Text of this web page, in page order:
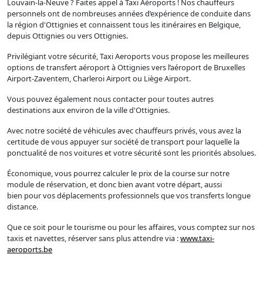
personnels ont de nombreuses années d’expérience de conduite dans
la région d'Ottignies et connaissent tous les itinéraires en Belgique,
depuis Ottignies ou vers Ottignies.
Privilégiant votre sécurité, Taxi Aeroports vous propose les meilleures
options de transfert aéroport à Ottignies vers l’aéroport de Bruxelles
Airport-Zaventem, Charleroi Airport ou Liège Airport.
Vous pouvez également nous contacter pour toutes autres
destinations aux environ de la ville d'Ottignies.
Avec notre société de véhicules avec chauffeurs privés, vous avez la
certitude de vous appuyer sur société de transport pour laquelle la
ponctualité de nos voitures et votre sécurité sont les priorités absolues.
Économique, vous pourrez calculer le prix de la course sur notre
module de réservation, et donc bien avant votre départ, aussi
bien pour vos déplacements professionnels que vos transferts longue
distance.
Que ce soit pour le tourisme ou pour les affaires, vous comptez sur nos
taxis et navettes, réserver sans plus attendre via :www.taxi-
aeroports.be